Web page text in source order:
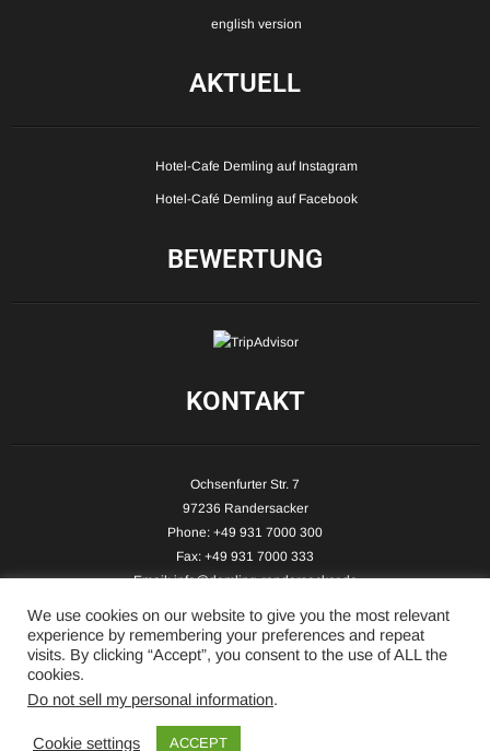
english version
AKTUELL
Hotel-Cafe Demling auf Instagram
Hotel-Café Demling auf Facebook
BEWERTUNG
KONTAKT
Ochsenfurter Str. 7
97236 Randersacker
Phone: +49 931 7000 300
Fax: +49 931 7000 333
Email:info@demling-randersacker.de
Copyright © 2026 Hotel-Café Demling - All Rights Reserved.
We use cookies on our website to give you the most relevant
experience by remembering your preferences and repeat
visits. By clicking “Accept”, you consent to the use of ALL the
cookies.
Do not sell my personal information.
Cookie settings ACCEPT